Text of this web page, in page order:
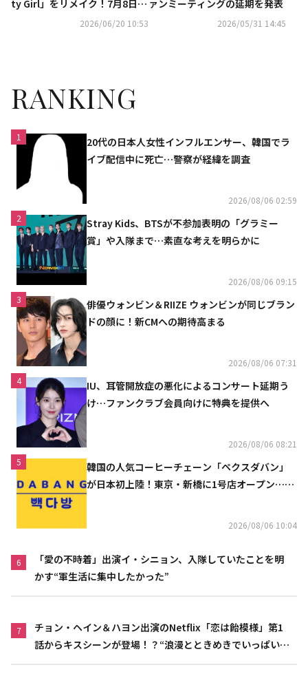
ty Girl」をリメイク！7月8日リ
2026/06/20 10:53
ァンミーティングの延期を発表
2026/05/31 14:45
RANKING
1
20代の日本人女性インフルエンサー、韓国でラ
イブ配信中に死亡…警察が経緯を調査
2026/08/06 02:59
2
Stray Kids、BTSが不参加表明の「グラミー
賞」や入隊まで…素直な考えを明らかに
2026/08/06 09:15
3
俳優ウォンビン＆RIIZE ウォンビンが同じブラン
ドの顔に！新CMへの期待高まる
2026/08/06 07:31
4
IU、耳管開放症の悪化によるコンサート延期う
け…ファンクラブ会員向けに特典を提供へ
2026/08/06 08:21
5
韓国の人気コーヒーチェーン「ペクスダバン」
が日本初上陸！東京・新橋に1号店オープン…海
2026/08/06 10:04
6
「愛の不時着」出演イ・シニョン、入隊していたことを明
かす“軍生活に集中したかった”
7
チョン・ヘイン＆ハヨン出演のNetflix「恋は飴模様」第1
話からキスシーンが登場！？“浪漫とときめきでいっぱいの